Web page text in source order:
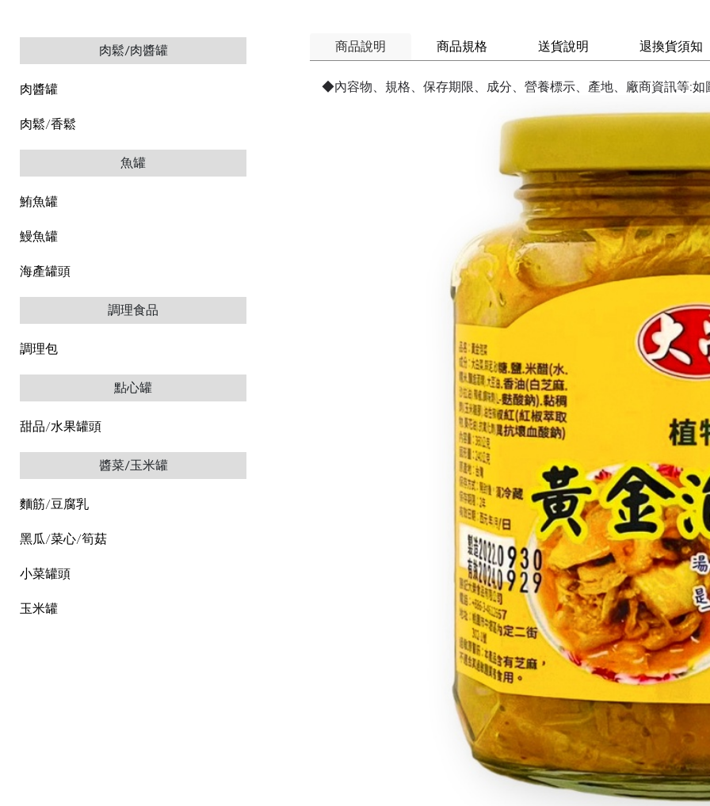
肉鬆/肉醬罐
肉醬罐
肉鬆/香鬆
魚罐
鮪魚罐
鰻魚罐
海產罐頭
調理食品
調理包
點心罐
甜品/水果罐頭
醬菜/玉米罐
麵筋/豆腐乳
黑瓜/菜心/筍菇
小菜罐頭
玉米罐
商品說明 商品規格 送貨說明 退換貨須知
◆內容物、規格、保存期限、成分、營養標示、產地、廠商資訊等:如